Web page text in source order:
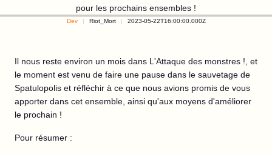
pour les prochains ensembles !
Dev Riot_Mort 2023-05-22T16:00:00.000Z
Il nous reste environ un mois dans L'Attaque des monstres !, et
le moment est venu de faire une pause dans le sauvetage de
Spatulopolis et réfléchir à ce que nous avions promis de vous
apporter dans cet ensemble, ainsi qu'aux moyens d'améliorer
le prochain !
Pour résumer :